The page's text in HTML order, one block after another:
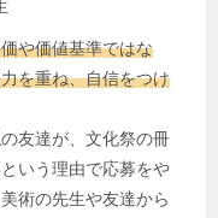
や価値基準ではな
を重ね、自信をつけ
友達が、文化祭の冊
いう理由で応募をや
術の先生や友達から